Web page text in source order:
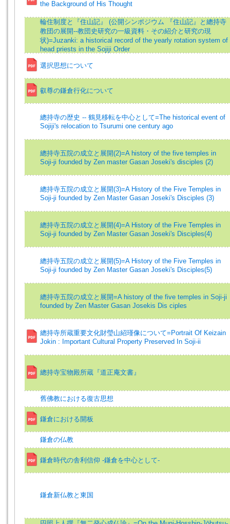
the Background of His Thought
輪住制度と『住山記』 (公開シンポジウム 『住山記』と總持寺
教団の展開--教団史研究の一級資料・その紹介と研究の現
状)=Juzanki: a historical record of the yearly rotation system of
head priests in the Sojiji Order
選択思想について
叡尊の鎌倉行化について
總持寺の歴史 -- 鶴見移転を中心として=The historical event of
Sojiji's relocation to Tsurumi one century ago
總持寺五院の成立と展開(2)=A history of the five temples in
Soji-ji founded by Zen master Gasan Joseki's disciples (2)
總持寺五院の成立と展開(3)=A History of the Five Temples in
Soji-ji founded by Zen Master Gasan Joseki's Disciples (3)
總持寺五院の成立と展開(4)=A History of the Five Temples in
Soji-ji founded by Zen Master Gasan Joseki's Disciples(4)
總持寺五院の成立と展開(5)=A History of the Five Temples in
Soji-ji founded by Zen Master Gasan Joseki's Disciples(5)
總持寺五院の成立と展開=A history of the five temples in Soji-ji
founded by Zen Master Gasan Josekis Dis ciples
總持寺所蔵重要文化財瑩山紹瑾像について=Portrait Of Keizain
Jokin : Important Cultural Property Preserved In Soji-ii
總持寺宝物殿所蔵『道正庵文書』
舊佛教における復古思想
鎌倉における開板
鎌倉の仏教
鎌倉時代の舎利信仰 -鎌倉を中心として-
鎌倉新仏教と東国